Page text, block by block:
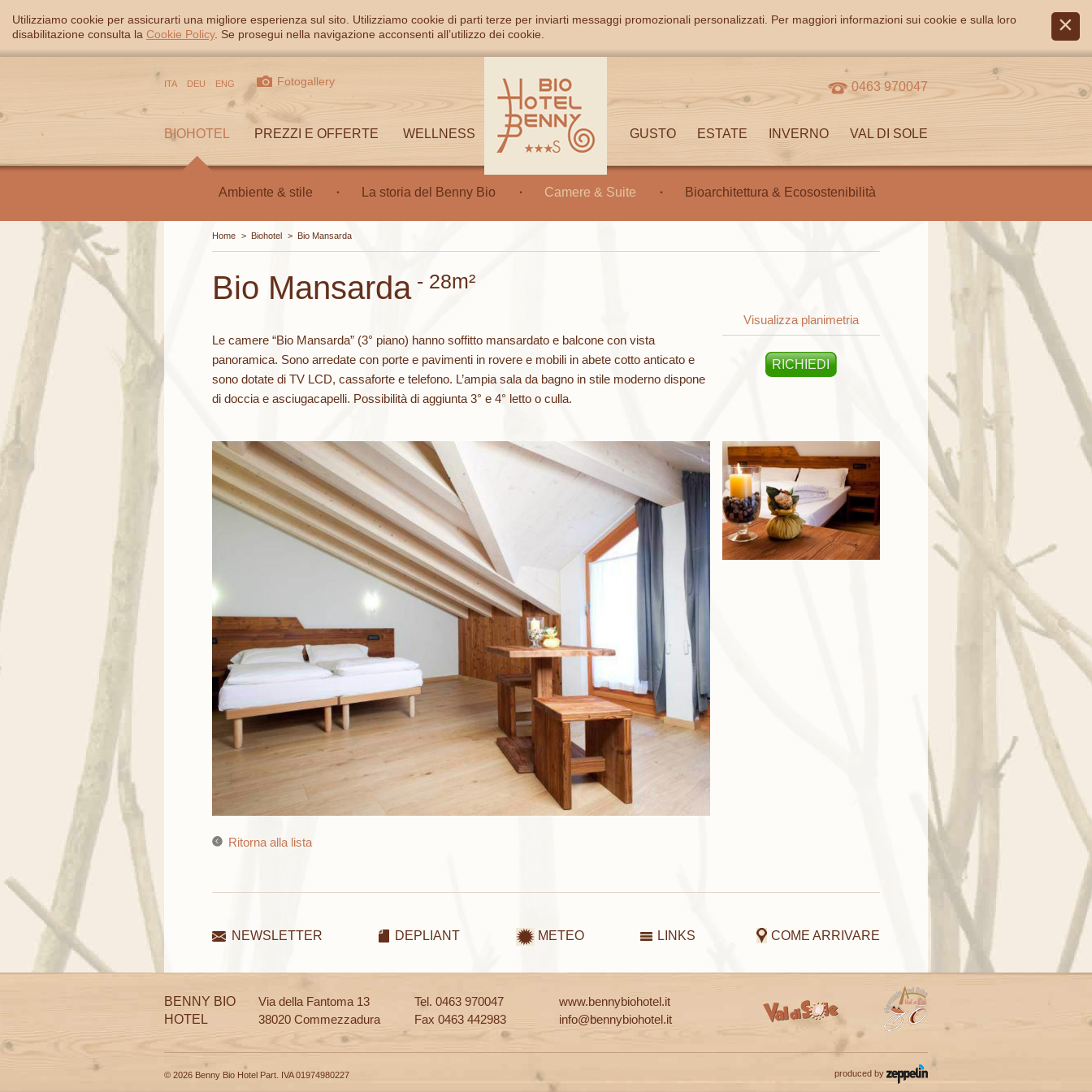
Utilizziamo cookie per assicurarti una migliore esperienza sul sito. Utilizziamo cookie di parti terze per inviarti messaggi promozionali personalizzati. Per maggiori informazioni sui cookie e sulla loro
disabilitazione consulta la Cookie Policy. Se prosegui nella navigazione acconsenti all’utilizzo dei cookie.
BIOHOTEL PREZZI E OFFERTE WELLNESS GUSTO ESTATE INVERNO VAL DI SOLE
Ambiente & stile La storia del Benny Bio Camere & Suite Bioarchitettura & Ecosostenibilità
ITA DEU ENG Fotogallery 0463 970047
Bio Mansarda - 28m²
Le camere “Bio Mansarda” (3° piano) hanno soffitto mansardato e balcone con vista
panoramica. Sono arredate con porte e pavimenti in rovere e mobili in abete cotto anticato e
sono dotate di TV LCD, cassaforte e telefono. L’ampia sala da bagno in stile moderno dispone
di doccia e asciugacapelli. Possibilità di aggiunta 3° e 4° letto o culla.
Visualizza planimetria
RICHIEDI
Ritorna alla lista
Home > Biohotel > Bio Mansarda
NEWSLETTER DEPLIANT METEO LINKS COME ARRIVARE
BENNY BIO
HOTEL
Via della Fantoma 13
38020 Commezzadura
Tel. 0463 970047
Fax 0463 442983
www.bennybiohotel.it
info@bennybiohotel.it
© 2026 Benny Bio Hotel Part. IVA 01974980227 produced by